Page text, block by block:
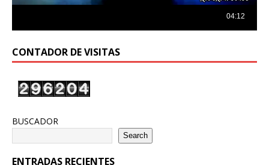
CONTADOR DE VISITAS
BUSCADOR
Search
ENTRADAS RECIENTES